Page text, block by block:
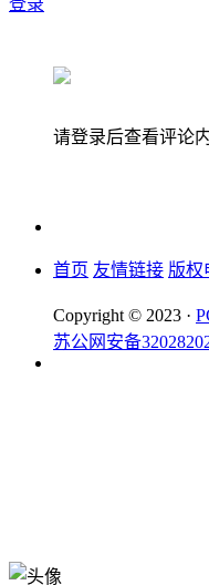
登录
请登录后查看评论
首页 友情链接 版权
Copyright © 2023 ·
苏公网安备